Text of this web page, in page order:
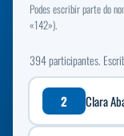
Podes escribir parte do
«142»).
394 participantes.
2 Clara